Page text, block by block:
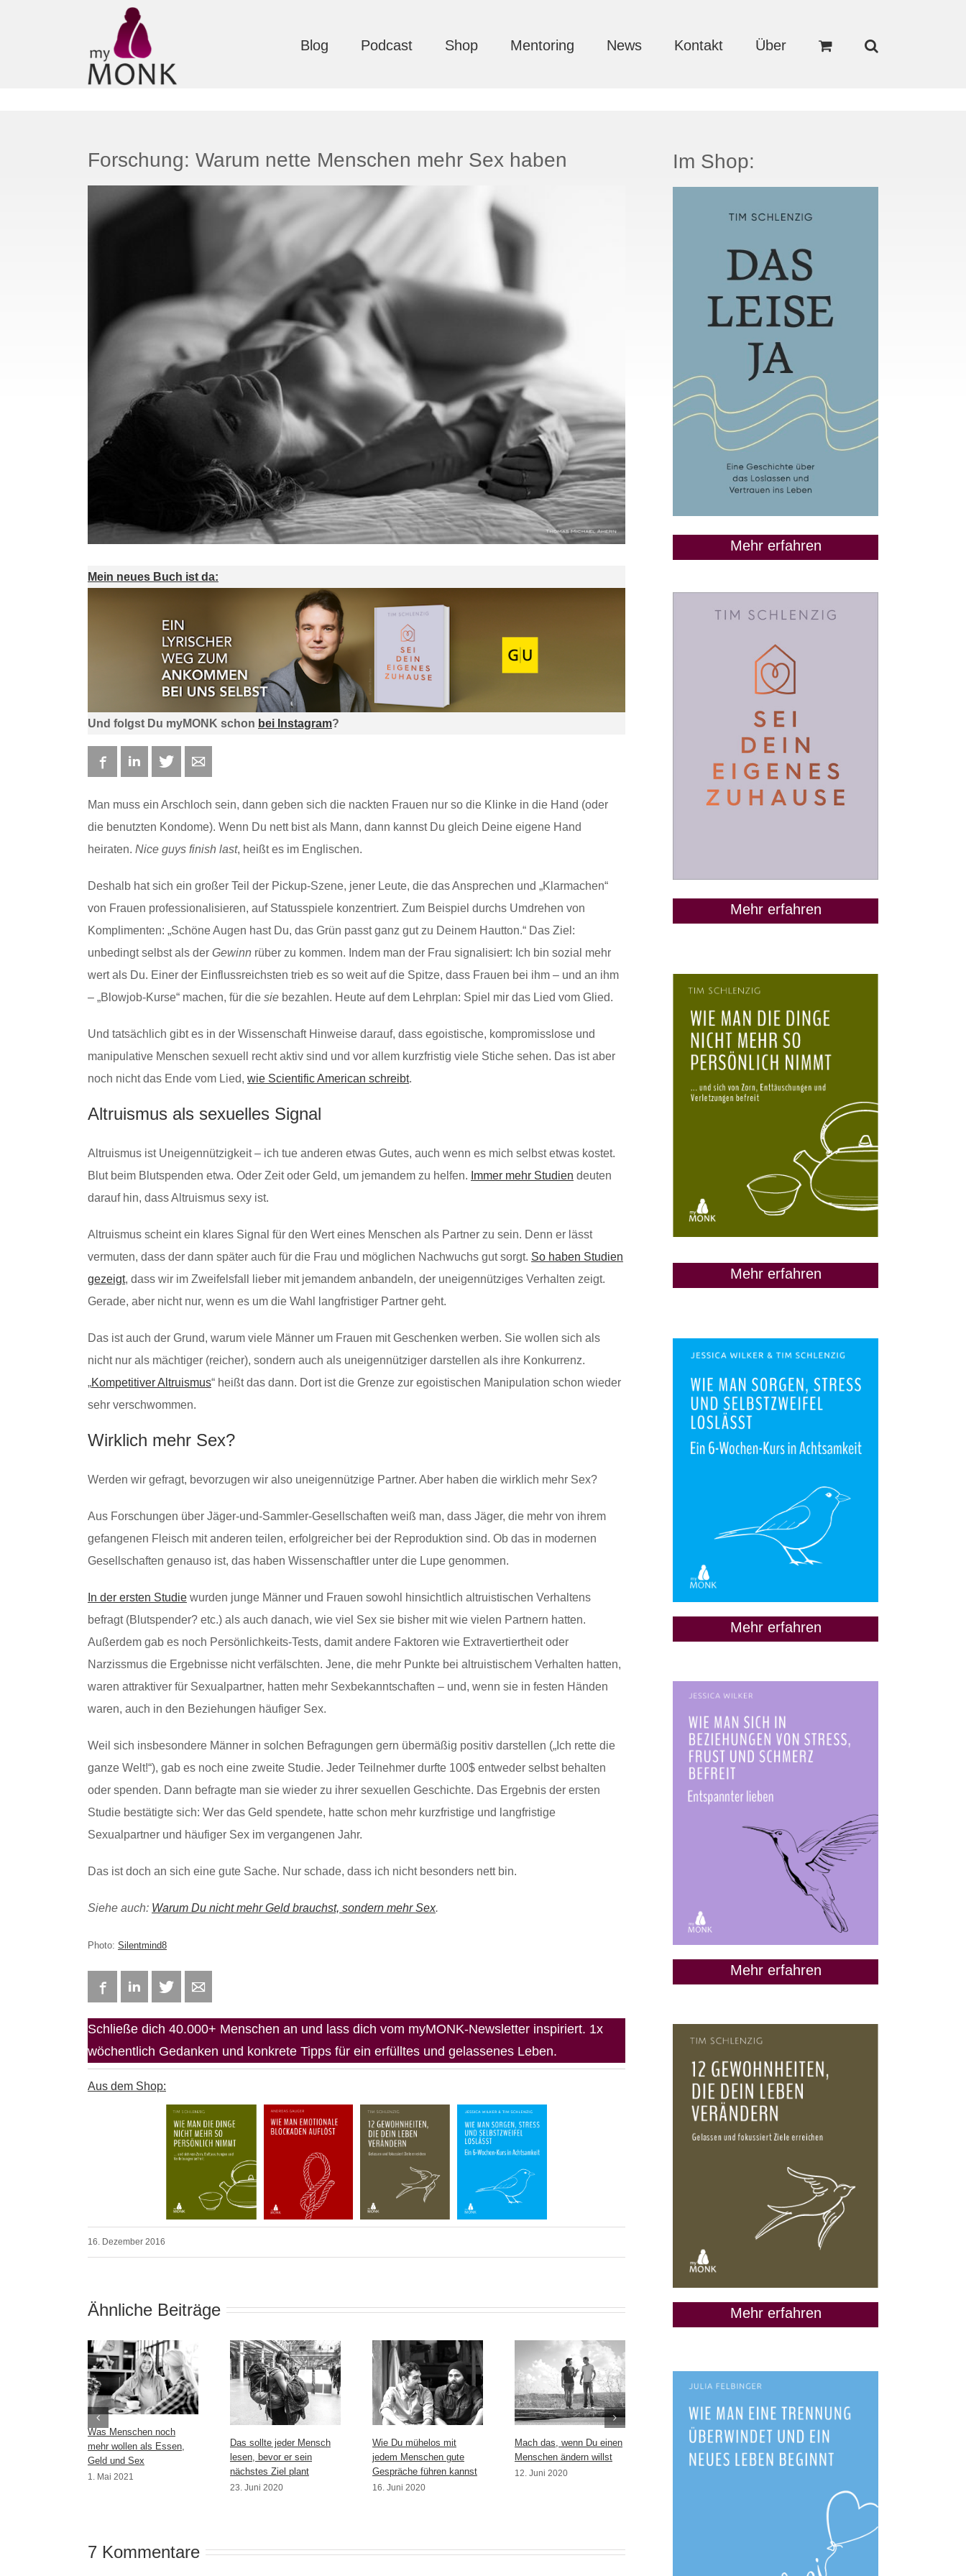
Blog Podcast Shop Mentoring News Kontakt Über
Forschung: Warum nette Menschen mehr Sex haben
Mein neues Buch ist da:
Und folgst Du myMONK schon bei Instagram?
FacebookLinkedIn Twitter
Man muss ein Arschloch sein, dann geben sich die nackten Frauen nur so die Klinke in die Hand (oder
die benutzten Kondome). Wenn Du nett bist als Mann, dann kannst Du gleich Deine eigene Hand
heiraten. Nice guys finish last, heißt es im Englischen.
Deshalb hat sich ein großer Teil der Pickup-Szene, jener Leute, die das Ansprechen und „Klarmachen“
von Frauen professionalisieren, auf Statusspiele konzentriert. Zum Beispiel durchs Umdrehen von
Komplimenten: „Schöne Augen hast Du, das Grün passt ganz gut zu Deinem Hautton.“ Das Ziel:
unbedingt selbst als der Gewinn rüber zu kommen. Indem man der Frau signalisiert: Ich bin sozial mehr
wert als Du. Einer der Einflussreichsten trieb es so weit auf die Spitze, dass Frauen bei ihm – und an ihm
– „Blowjob-Kurse“ machen, für die sie bezahlen. Heute auf dem Lehrplan: Spiel mir das Lied vom Glied.
Und tatsächlich gibt es in der Wissenschaft Hinweise darauf, dass egoistische, kompromisslose und
manipulative Menschen sexuell recht aktiv sind und vor allem kurzfristig viele Stiche sehen. Das ist aber
noch nicht das Ende vom Lied, wie Scientific American schreibt.
Altruismus als sexuelles Signal
Altruismus ist Uneigennützigkeit – ich tue anderen etwas Gutes, auch wenn es mich selbst etwas kostet.
Blut beim Blutspenden etwa. Oder Zeit oder Geld, um jemandem zu helfen. Immer mehr Studien deuten
darauf hin, dass Altruismus sexy ist.
Altruismus scheint ein klares Signal für den Wert eines Menschen als Partner zu sein. Denn er lässt
vermuten, dass der dann später auch für die Frau und möglichen Nachwuchs gut sorgt. So haben Studien
gezeigt, dass wir im Zweifelsfall lieber mit jemandem anbandeln, der uneigennütziges Verhalten zeigt.
Gerade, aber nicht nur, wenn es um die Wahl langfristiger Partner geht.
Das ist auch der Grund, warum viele Männer um Frauen mit Geschenken werben. Sie wollen sich als
nicht nur als mächtiger (reicher), sondern auch als uneigennütziger darstellen als ihre Konkurrenz.
„Kompetitiver Altruismus“ heißt das dann. Dort ist die Grenze zur egoistischen Manipulation schon wieder
sehr verschwommen.
Wirklich mehr Sex?
Werden wir gefragt, bevorzugen wir also uneigennützige Partner. Aber haben die wirklich mehr Sex?
Aus Forschungen über Jäger-und-Sammler-Gesellschaften weiß man, dass Jäger, die mehr von ihrem
gefangenen Fleisch mit anderen teilen, erfolgreicher bei der Reproduktion sind. Ob das in modernen
Gesellschaften genauso ist, das haben Wissenschaftler unter die Lupe genommen.
In der ersten Studie wurden junge Männer und Frauen sowohl hinsichtlich altruistischen Verhaltens
befragt (Blutspender? etc.) als auch danach, wie viel Sex sie bisher mit wie vielen Partnern hatten.
Außerdem gab es noch Persönlichkeits-Tests, damit andere Faktoren wie Extravertiertheit oder
Narzissmus die Ergebnisse nicht verfälschten. Jene, die mehr Punkte bei altruistischem Verhalten hatten,
waren attraktiver für Sexualpartner, hatten mehr Sexbekanntschaften – und, wenn sie in festen Händen
waren, auch in den Beziehungen häufiger Sex.
Weil sich insbesondere Männer in solchen Befragungen gern übermäßig positiv darstellen („Ich rette die
ganze Welt!“), gab es noch eine zweite Studie. Jeder Teilnehmer durfte 100$ entweder selbst behalten
oder spenden. Dann befragte man sie wieder zu ihrer sexuellen Geschichte. Das Ergebnis der ersten
Studie bestätigte sich: Wer das Geld spendete, hatte schon mehr kurzfristige und langfristige
Sexualpartner und häufiger Sex im vergangenen Jahr.
Das ist doch an sich eine gute Sache. Nur schade, dass ich nicht besonders nett bin.
Siehe auch: Warum Du nicht mehr Geld brauchst, sondern mehr Sex.
Photo: Silentmind8
FacebookLinkedIn Twitter
Schließe dich 40.000+ Menschen an und lass dich vom myMONK-Newsletter inspiriert. 1x
wöchentlich Gedanken und konkrete Tipps für ein erfülltes und gelassenes Leben.
Aus dem Shop:
16. Dezember 2016
Ähnliche Beiträge
Was Menschen noch
mehr wollen als Essen,
Geld und Sex
1. Mai 2021
Das sollte jeder Mensch
lesen, bevor er sein
nächstes Ziel plant
23. Juni 2020
Wie Du mühelos mit
jedem Menschen gute
Gespräche führen kannst
16. Juni 2020
Mach das, wenn Du einen
Menschen ändern willst
12. Juni 2020
„Lass uns Freunde
bleiben“: Wann das keine
7 Kommentare
Im Shop:
Mehr erfahren
Mehr erfahren
Mehr erfahren
Mehr erfahren
Mehr erfahren
Mehr erfahren